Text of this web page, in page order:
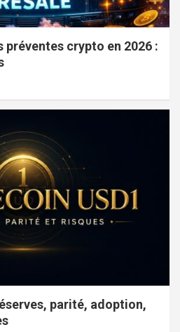
préventes crypto en 2026 :
parité, adoption,